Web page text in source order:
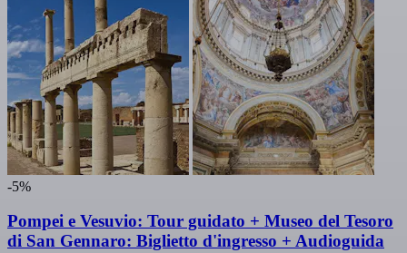
-5%
Pompei e Vesuvio: Tour guidato + Museo del Tesoro
di San Gennaro: Biglietto d'ingresso + Audioguida